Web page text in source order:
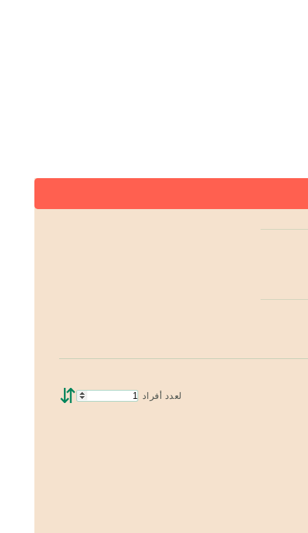
لعدد أفراد ⇵